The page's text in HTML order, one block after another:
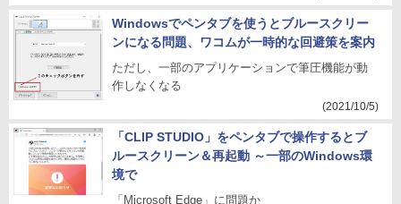
Windowsでペンタブを使うとブルースクリー
ンになる問題、ワコムが一時的な回避策を案内
ただし、一部のアプリケーションで筆圧機能が動
作しなくなる
(2021/10/5)
「CLIP STUDIO」をペンタブで操作するとブ
ルースクリーン＆再起動 ～一部のWindows環
境で
「Microsoft Edge」に問題か